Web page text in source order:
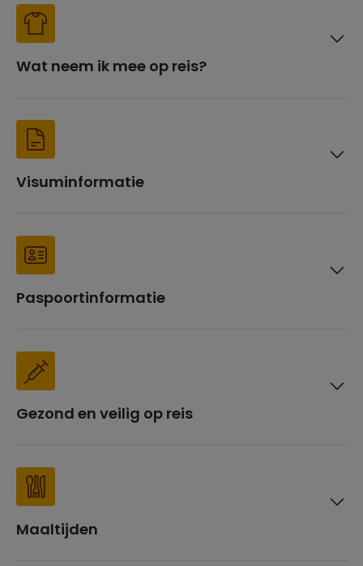
Wat neem ik mee op reis?
Visuminformatie
Paspoortinformatie
Gezond en veilig op reis
Maaltijden